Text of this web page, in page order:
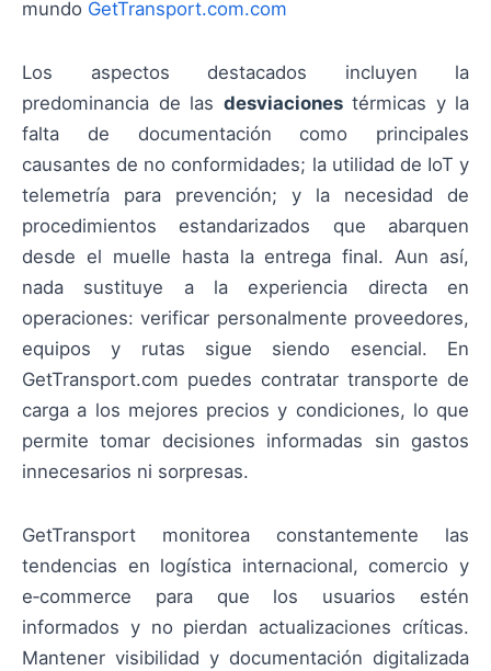
mundo GetTransport.com.com
Los aspectos destacados incluyen la
predominancia de las desviacionestérmicas y la
falta de documentación como principales
causantes de no conformidades; la utilidad de IoT y
telemetría para prevención; y la necesidad de
procedimientos estandarizados que abarquen
desde el muelle hasta la entrega final. Aun así,
nada sustituye a la experiencia directa en
operaciones: verificar personalmente proveedores,
equipos y rutas sigue siendo esencial. En
GetTransport.com puedes contratar transporte de
carga a los mejores precios y condiciones, lo que
permite tomar decisiones informadas sin gastos
innecesarios ni sorpresas.
GetTransport monitorea constantemente las
tendencias en logística internacional, comercio y
e‑commerce para que los usuarios estén
informados y no pierdan actualizaciones críticas.
Mantener visibilidad y documentación digitalizada